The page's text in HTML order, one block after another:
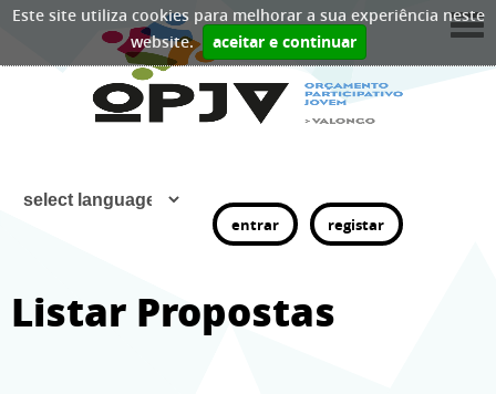
Este site utiliza cookies para melhorar a sua experiência neste
website.
aceitar e continuar
registar
entrar
Listar Propostas